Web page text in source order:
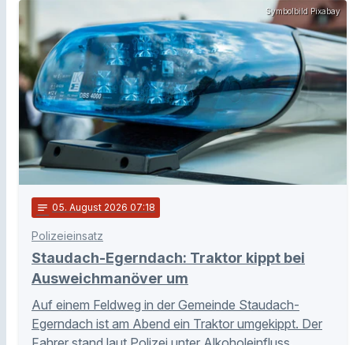
Symbolbild Pixabay
notes 05. August 2026 07:18
Polizeieinsatz
Staudach-Egerndach: Traktor kippt bei
Ausweichmanöver um
Auf einem Feldweg in der Gemeinde Staudach-
Egerndach ist am Abend ein Traktor umgekippt. Der